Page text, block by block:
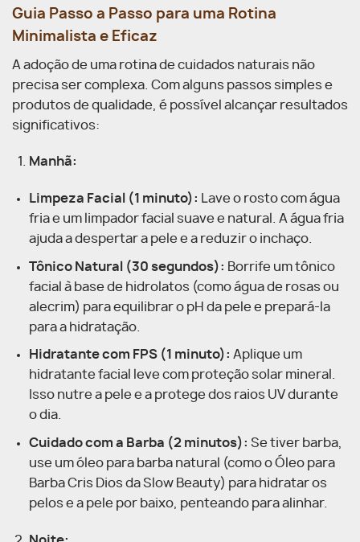
Guia Passo a Passo para uma Rotina
Minimalista e Eficaz
A adoção de uma rotina de cuidados naturais não
precisa ser complexa. Com alguns passos simples e
produtos de qualidade, é possível alcançar resultados
significativos:
Manhã:
Limpeza Facial (1 minuto): Lave o rosto com água
fria e um limpador facial suave e natural. A água fria
ajuda a despertar a pele e a reduzir o inchaço.
Tônico Natural (30 segundos): Borrife um tônico
facial à base de hidrolatos (como água de rosas ou
alecrim) para equilibrar o pH da pele e prepará-la
para a hidratação.
Hidratante com FPS (1 minuto): Aplique um
hidratante facial leve com proteção solar mineral.
Isso nutre a pele e a protege dos raios UV durante
o dia.
Cuidado com a Barba (2 minutos): Se tiver barba,
use um óleo para barba natural (como o Óleo para
Barba Cris Dios da Slow Beauty) para hidratar os
pelos e a pele por baixo, penteando para alinhar.